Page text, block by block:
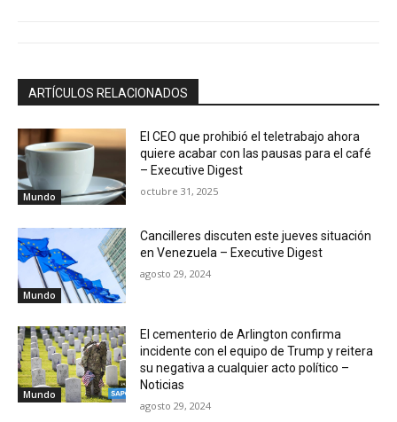
ARTÍCULOS RELACIONADOS
Mundo
El CEO que prohibió el teletrabajo ahora
quiere acabar con las pausas para el café
– Executive Digest
octubre 31, 2025
Mundo
Cancilleres discuten este jueves situación
en Venezuela – Executive Digest
agosto 29, 2024
Mundo
El cementerio de Arlington confirma
incidente con el equipo de Trump y reitera
su negativa a cualquier acto político –
Noticias
agosto 29, 2024